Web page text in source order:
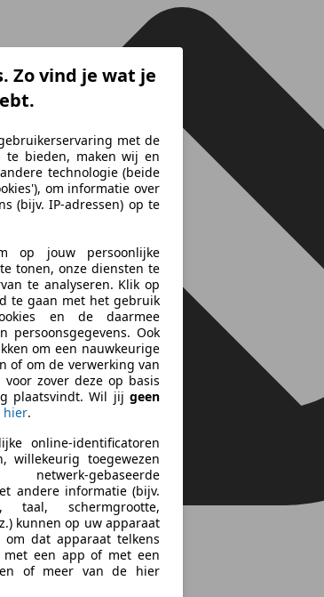
Zo vind je wat je
met de
te bieden, maken wij en
technologie (beide
om informatie over
(bijv. IP-adressen) op te
op jouw persoonlijke
tonen, onze diensten te
te analyseren. Klik op
te gaan met het gebruik
en de daarmee
persoonsgegevens. Ook
om een nauwkeurige
of om de verwerking van
zover deze op basis
plaatsvindt. Wil jij geen
hier.
online-identificatoren
willekeurig toegewezen
gebaseerde
andere informatie (bijv.
taal, schermgrootte,
kunnen op uw apparaat
dat apparaat telkens
een app of met een
of meer van de hier